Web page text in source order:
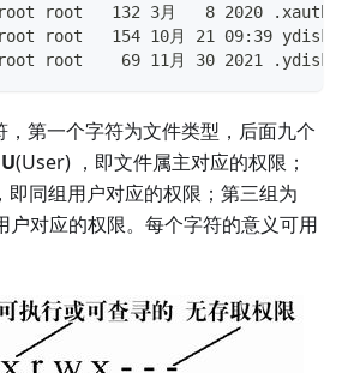
root   132 3月   8 2020
root   154 10月 21 09:39 ydisk
root    69 11月 30 2021 .ydisk
第一个字符为文件类型，后面九个
U(User) ，即文件属主对应的权限；
同组用户对应的权限；第三组为
对应的权限。每个字符的意义可用